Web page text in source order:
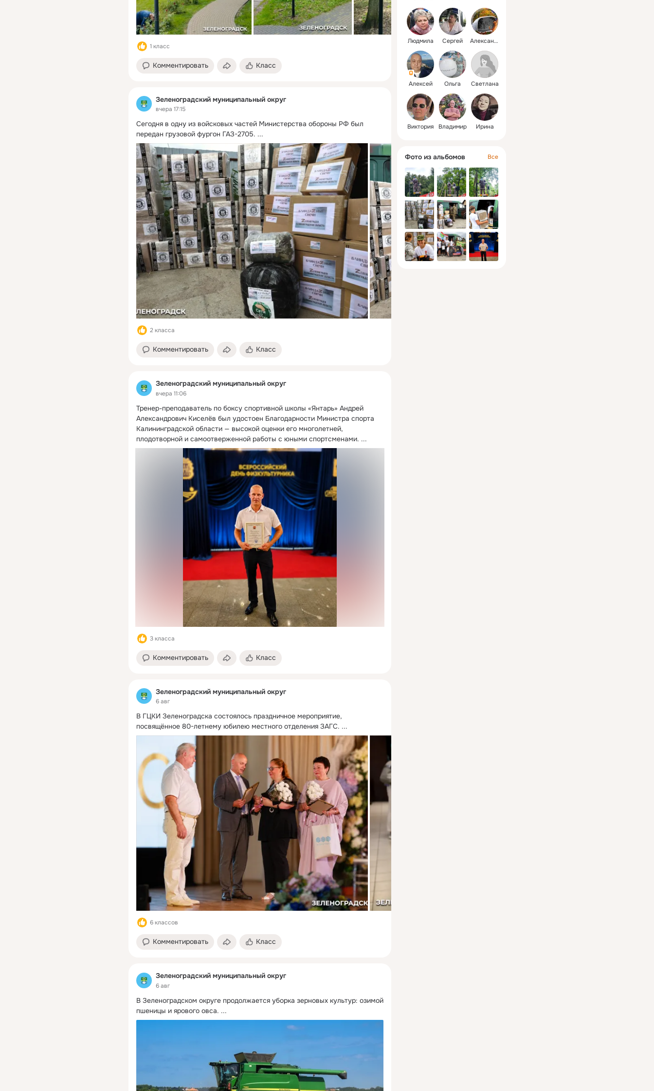
1 класс
Комментировать Класс
Зеленоградский муниципальный округ
вчера 17:15
Сегодня в одну из войсковых частей Министерства обороны РФ был
передан грузовой фургон ГАЗ-2705. ...
2 класса
Комментировать Класс
Зеленоградский муниципальный округ
вчера 11:06
Тренер-преподаватель по боксу спортивной школы «Янтарь» Андрей
Александрович Киселёв был удостоен Благодарности Министра спорта
Калининградской области — высокой оценки его многолетней,
плодотворной и самоотверженной работы с юными спортсменами. ...
3 класса
Комментировать Класс
Зеленоградский муниципальный округ
6 авг
В ГЦКИ Зеленоградска состоялось праздничное мероприятие,
посвящённое 80-летнему юбилею местного отделения ЗАГС. ...
6 классов
Комментировать Класс
Зеленоградский муниципальный округ
6 авг
В Зеленоградском округе продолжается уборка зерновых культур: озимой
пшеницы и ярового овса. ...
Людмила Сергей Александр
Алексей Ольга Светлана
Виктория Владимир Ирина
Фото из альбомов Все